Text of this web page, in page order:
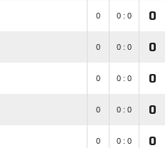
0 0 : 0 0
0 0 : 0 0
0 0 : 0 0
0 0 : 0 0
0 0 : 0 0